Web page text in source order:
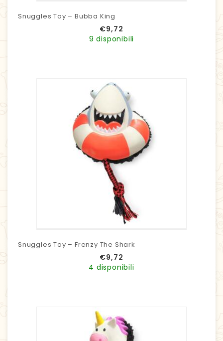
Snuggles Toy – Bubba King
€9,72
9 disponibili
Snuggles Toy – Frenzy The Shark
€9,72
4 disponibili